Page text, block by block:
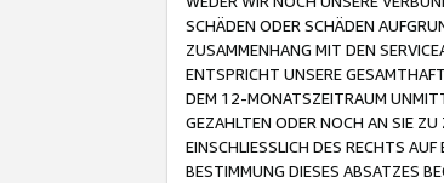
SCHÄDEN ODER SCHÄDEN
ZUSAMMENHANG MIT DEN
ENTSPRICHT UNSERE
DEM 12-MONATSZEITRAUM
GEZAHLTEN ODER NOCH AN SIE
EINSCHLIESSLICH DES RECHTS
BESTIMMUNG DIESES ABSATZES